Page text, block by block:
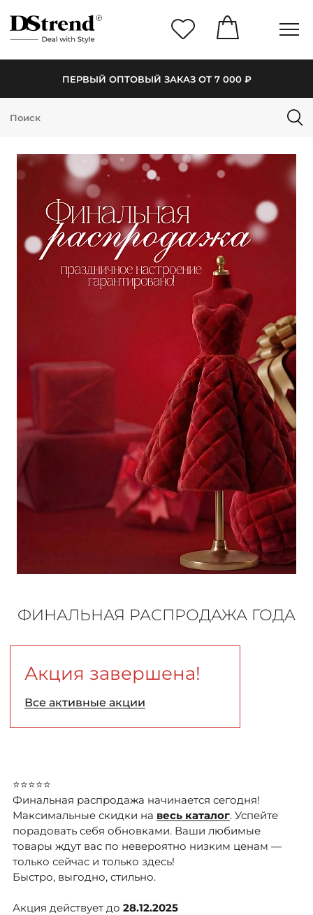
ПЕРВЫЙ ОПТОВЫЙ ЗАКАЗ ОТ 7 000 ₽
КАТАЛОГ
НОВИНКИ
PREMIUM
РАСПРОДАЖА
ЖУРНАЛ
О НАС
ЧАСТО ЗАДАВАЕМЫЕ ВОПРОСЫ
ОПТОВЫМ ПОКУПАТЕЛЯМ
ОПЛАТА
+7 (800) 511-35-10
MANAGER@DSTREND.RU
ФИНАЛЬНАЯ РАСПРОДАЖА ГОДА
Акция завершена!
Все активные акции
⭐️⭐️⭐️⭐️⭐️
Финальная распродажа начинается сегодня!
Максимальные скидки на весь каталог. Успейте
порадовать себя обновками. Ваши любимые
товары ждут вас по невероятно низким ценам —
только сейчас и только здесь!
Быстро, выгодно, стильно.
Акция действует до 28.12.2025